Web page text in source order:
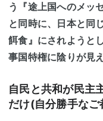
う『途上国へのメッ
と同時に、日本と同
餌食』にされようと
事国特権に陰りが見
自民と共和が民主
だけ(自分勝手なご